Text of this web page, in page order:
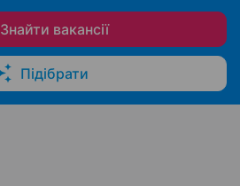
Знайти вакансії
Підібрати